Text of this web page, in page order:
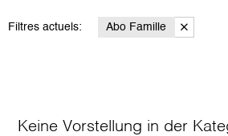
Filtres actuels: Abo Famille
Keine Vorstellung in der